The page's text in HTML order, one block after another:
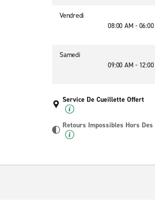
Vendredi
08:00 AM -
Samedi
09:00 AM -
Service De Cueillette Offert
Retours Impossibles Hors